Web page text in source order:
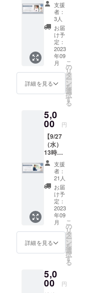
たい人
へ。 自
分とは
違う業
種・価
値観の
人が集
い、対
話し、
テーマ
に対す
な考え
方に触
れるこ
とで思
考の柔
軟性や
新しい
選択肢
が生ま
れる、
そんな
場に
なった
ら嬉し
いで
す。 あ
なたと
意見交
換でき
楽しみ
にして
いま
て？ ・
自分の
人生に
とって
大切な
ものは
何なの
か ・二
アル ・
地域に
理由 な
ど普段
なかな
か直接
伺うこ
とので
きない
リアル
な裏話
が大放
出する
こと間
違いな
し。
オープ
の熱気
と共に
みくだ
さい！
＜トー
が具体
的に動
き出し
たの
は、
2021年
春。そ
こから
土地の
プロ
ジェク
足など2
年の年
月を経
てこの
夏オー
プンを
迎えま
す。
irodori
Brandin
gとして
は初の
施設建
築で、
がら歩
んでき
た2年間
してき
た、大
＊オン
ライン
配信
（アー
カイブ
配信あ
り） ＜
トーク
ショー
詳細＞
「彩さ
れから
の急な
坂道を
登るの
は辛す
ぎる」
起業し
て2年目
の2019
年夏、
持ち前
の馬力
で走り
続けて
きた私
里さん
がかけ
言葉で
す。事
×irodori
Brandin
g（株）
代表 村
本彩 ＜
トーク
テーマ
＞ ビジ
ネスの
ブレイ
クス
開催日
時＞
9月14日
（木）
13:00〜
15:00
＊オン
ライン
配信
（アー
カイブ
配信あ
り） ＜
トーク
ショー
詳細＞
と行け
ます
よ」 起
ゲの森
誕生秘
話トー
ショー
第4弾
（オン
ライン
配信）
feppine
ss（株
本橋へ
いすけ
さん
×irodori
Brandin
g（株）
代表 村
本彩 ＜
トーク
テーマ
＞ 不安
を軽や
かに超
えてい
く！ 脳
と心の
メカニ
開催日
時＞
支援
者：
3人
お届
け予
定：
2023
年09
月
詳細を見る
こ
の
リ
タ
ー
ン
を
選
択
す
る
5,0
00 円
【9/27
（水）
13時】
ヒュッ
ゲの森
誕生秘
話トー
ショー
第5弾
（オン
ライン
配信）
税理士
吉村知
Brandin
g代表村
本彩 ＜
支援
者：
21人
お届
け予
定：
2023
年09
月
詳細を見る
こ
の
リ
タ
ー
ン
を
選
択
す
る
5,0
00 円